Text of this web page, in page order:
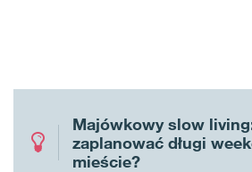
Majówkowy slow
zaplanować długi
mieście?